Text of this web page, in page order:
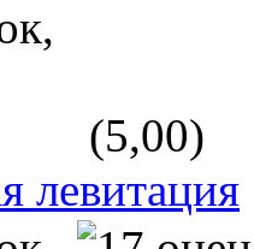
(5,00)
левитация